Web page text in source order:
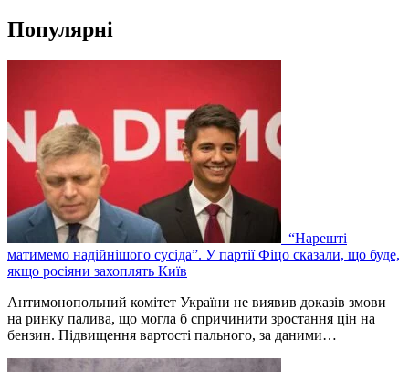
Популярні
“Нарешті
матимемо надійнішого сусіда”. У партії Фіцо сказали, що буде,
якщо росіяни захоплять Київ
Антимонопольний комітет України не виявив доказів змови
на ринку палива, що могла б спричинити зростання цін на
бензин. Підвищення вартості пального, за даними…